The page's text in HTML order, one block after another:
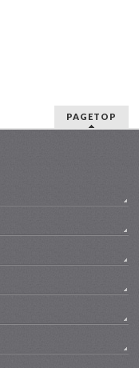
PAGETOP